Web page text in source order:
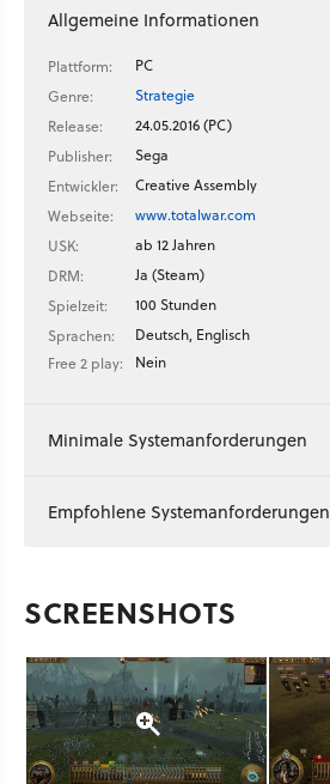
Allgemeine Informationen
Plattform:
PC
Genre:
Strategie
Release:
24.05.2016 (PC)
Publisher:
Sega
Entwickler:
Creative Assembly
Webseite:
www.totalwar.com
USK:
ab 12 Jahren
DRM:
Ja (Steam)
Spielzeit:
100 Stunden
Sprachen:
Deutsch, Englisch
Free 2 play:
Nein
Minimale Systemanforderungen
Empfohlene Systemanforderungen
SCREENSHOTS